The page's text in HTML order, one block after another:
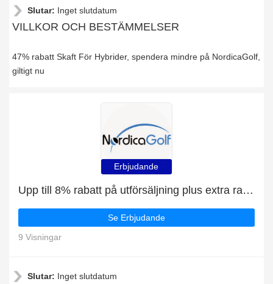
Slutar: Inget slutdatum
VILLKOR OCH BESTÄMMELSER
47% rabatt Skaft För Hybrider, spendera mindre på NordicaGolf,
giltigt nu
Erbjudande
Upp till 8% rabatt på utförsäljning plus extra rabatt för Grafitskaft För Järn
Se Erbjudande
9 Visningar
Slutar: Inget slutdatum